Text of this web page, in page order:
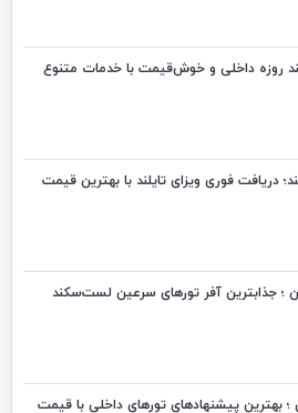
روزه داخلی و خوش‌قیمت با خدمات متنوع
دریافت فوری ویزای تایلند با بهترین قیمت
؛ جذابترین آفر تورهای سرعین لست‌سکند
؛ بهترین پیشنهادهای تورهای داخلی با قیمت